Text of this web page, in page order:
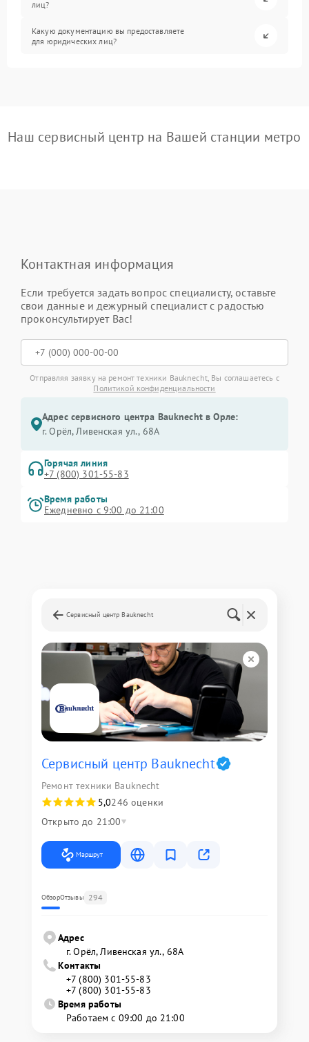
лиц?
Какую документацию вы предоставляете
для юридических лиц?
Наш сервисный центр на Вашей станции метро
Контактная информация
Если требуется задать вопрос специалисту, оставьте
свои данные и дежурный специалист с радостью
проконсультирует Вас!
Отправляя заявку на ремонт техники Bauknecht, Вы соглашаетесь с
Политикой конфиденциальности
Адрес сервисного центра Bauknecht в Орле:
г. Орёл, Ливенская ул., 68А
Горячая линия
+7 (800) 301-55-83
Время работы
Ежедневно с 9:00 до 21:00
Сервисный центр Bauknecht
Сервисный центр Bauknecht
Ремонт техники Bauknecht
5,0246 оценки
Открыто до 21:00
Маршрут
ОбзорОтзывы 294
Адрес
г. Орёл, Ливенская ул., 68А
Контакты
+7 (800) 301-55-83
+7 (800) 301-55-83
Время работы
Работаем с 09:00 до 21:00